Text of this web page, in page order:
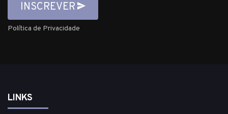
INSCREVER
Política de Privacidade
LINKS